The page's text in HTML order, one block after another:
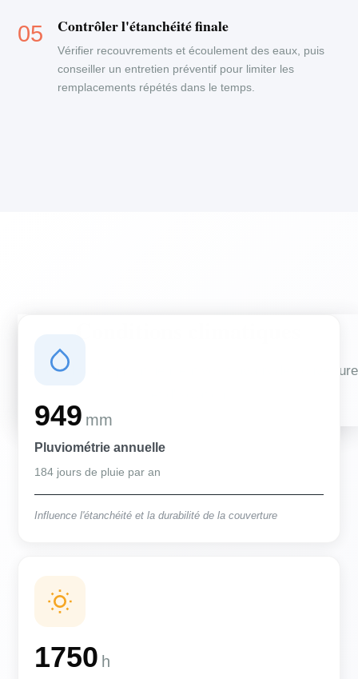
Contrôler l'étanchéité finale
Vérifier recouvrements et écoulement des eaux, puis
conseiller un entretien préventif pour limiter les
remplacements répétés dans le temps.
Des conditions qui influencent vos travaux de couverture
949 mm
Pluviométrie annuelle
184 jours de pluie par an
Influence l'étanchéité et la durabilité de la couverture
1750 h